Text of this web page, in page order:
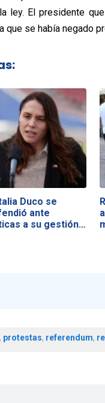
ley. El presidente
que se había negado
Duco se
ante
a su gestión…
, protestas, referendum,